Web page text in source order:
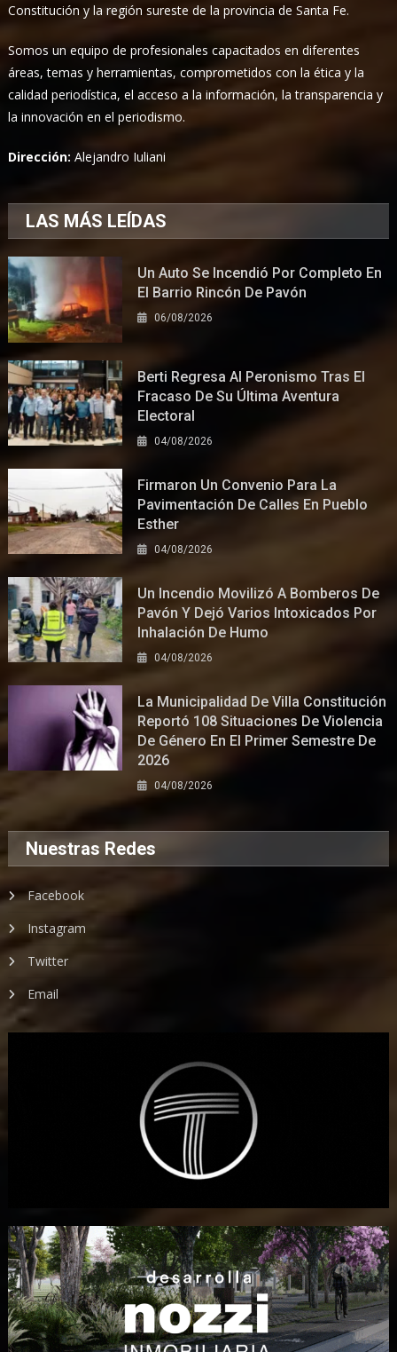
Constitución y la región sureste de la provincia de Santa Fe.
Somos un equipo de profesionales capacitados en diferentes
áreas, temas y herramientas, comprometidos con la ética y la
calidad periodística, el acceso a la información, la transparencia y
la innovación en el periodismo.
Dirección:Alejandro Iuliani
LAS MÁS LEÍDAS
Un Auto Se Incendió Por Completo En
El Barrio Rincón De Pavón
06/08/2026
Berti Regresa Al Peronismo Tras El
Fracaso De Su Última Aventura
Electoral
04/08/2026
Firmaron Un Convenio Para La
Pavimentación De Calles En Pueblo
Esther
04/08/2026
Un Incendio Movilizó A Bomberos De
Pavón Y Dejó Varios Intoxicados Por
Inhalación De Humo
04/08/2026
La Municipalidad De Villa Constitución
Reportó 108 Situaciones De Violencia
De Género En El Primer Semestre De
2026
04/08/2026
Nuestras Redes
Facebook
Instagram
Twitter
Email